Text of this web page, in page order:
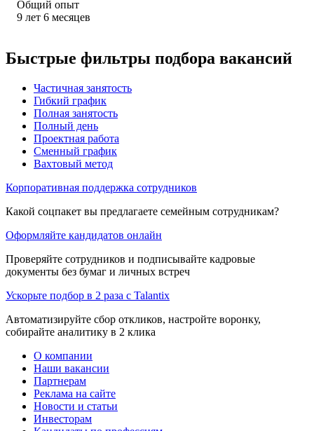
Общий опыт
9 лет 6 месяцев
Быстрые фильтры подбора вакансий
Частичная занятость
Гибкий график
Полная занятость
Полный день
Проектная работа
Сменный график
Вахтовый метод
Корпоративная поддержка сотрудников
Какой соцпакет вы предлагаете семейным сотрудникам?
Оформляйте кандидатов онлайн
Проверяйте сотрудников и подписывайте кадровые
документы без бумаг и личных встреч
Ускорьте подбор в 2 раза с Talantix
Автоматизируйте сбор откликов, настройте воронку,
собирайте аналитику в 2 клика
О компании
Наши вакансии
Партнерам
Реклама на сайте
Новости и статьи
Инвесторам